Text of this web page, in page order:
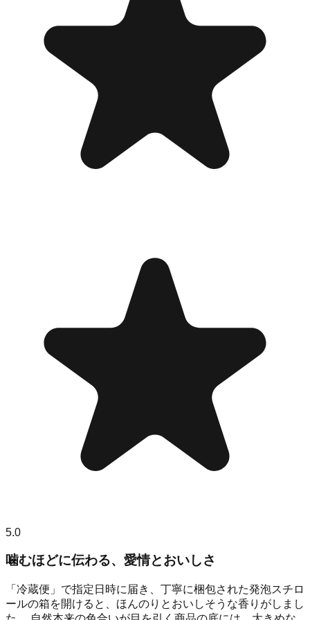
5.0
噛むほどに伝わる、愛情とおいしさ
「冷蔵便」で指定日時に届き、丁寧に梱包された発泡スチロ
ールの箱を開けると、ほんのりとおいしそうな香りがしまし